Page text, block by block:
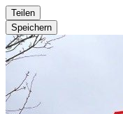
Teilen
Speichern